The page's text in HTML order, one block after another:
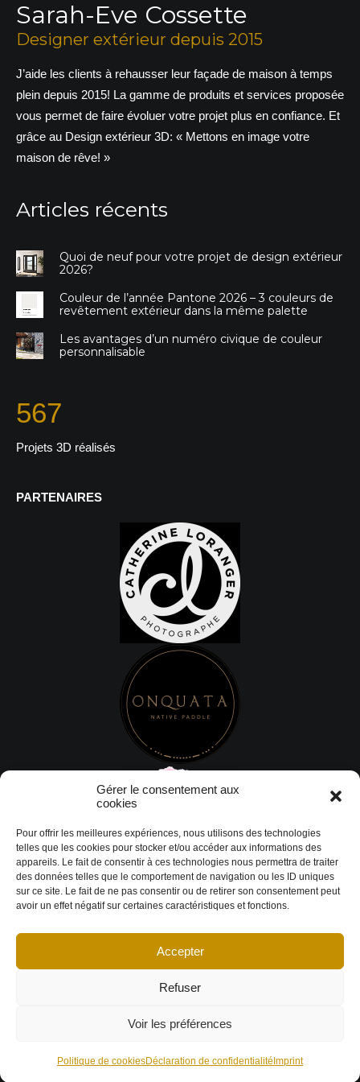
Gérer le consentement aux
cookies
Pour offrir les meilleures expériences, nous utilisons des technologies
telles que les cookies pour stocker et/ou accéder aux informations des
appareils. Le fait de consentir à ces technologies nous permettra de traiter
des données telles que le comportement de navigation ou les ID uniques
sur ce site. Le fait de ne pas consentir ou de retirer son consentement peut
avoir un effet négatif sur certaines caractéristiques et fonctions.
Accepter
Refuser
Voir les préférences
Politique de cookiesDéclaration de confidentialité Imprint
Sarah-Eve Cossette
Designer extérieur depuis 2015
J’aide les clients à rehausser leur façade de maison à temps
plein depuis 2015! La gamme de produits et services proposée
vous permet de faire évoluer votre projet plus en confiance. Et
grâce au Design extérieur 3D: « Mettons en image votre
maison de rêve! »
Articles récents
Quoi de neuf pour votre projet de design extérieur
2026?
Couleur de l’année Pantone 2026 – 3 couleurs de
revêtement extérieur dans la même palette
Les avantages d’un numéro civique de couleur
personnalisable
567
Projets 3D réalisés
PARTENAIRES
© Copyright 2026 DESIGN EXTÉRIEUR | Tous droits réservés.
conditions|Politique de cookies Déclaration de confidentialité|Imprint|
Avertissement